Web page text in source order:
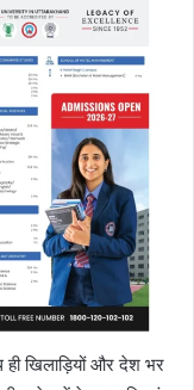
खिलाड़ियों और देश भर